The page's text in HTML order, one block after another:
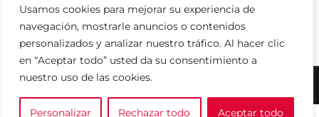
Usamos cookies para mejorar su experiencia de
navegación, mostrarle anuncios o contenidos
personalizados y analizar nuestro tráfico. Al hacer clic
en “Aceptar todo” usted da su consentimiento a
nuestro uso de las cookies.
Personalizar Rechazar todo Aceptar todo
¡Anótame!
SPARKLOAD © 2026TODOS LOS DERECHOS RESERVADOS.
0